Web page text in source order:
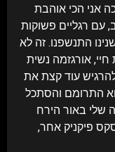
אני הכי אוהבת
עם רגליים פשוקות
התנשפנו. זה לא
אורגזמה נשית
עוד קצת את
התרומם והסתכל
שלי באור הירח
פיקניק אחר,